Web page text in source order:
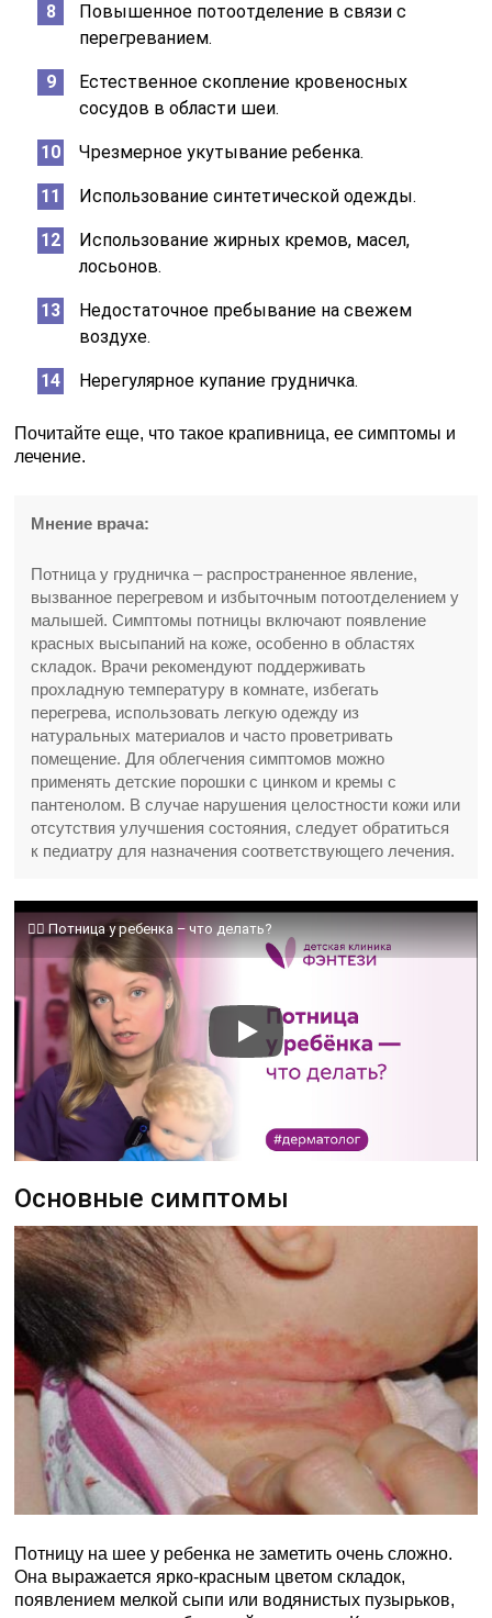
Повышенное потоотделение в связи с
перегреванием.
Естественное скопление кровеносных
сосудов в области шеи.
Чрезмерное укутывание ребенка.
Использование синтетической одежды.
Использование жирных кремов, масел,
лосьонов.
Недостаточное пребывание на свежем
воздухе.
Нерегулярное купание грудничка.
Почитайте еще, что такое крапивница, ее симптомы и
лечение.
Мнение врача:
Потница у грудничка – распространенное явление,
вызванное перегревом и избыточным потоотделением у
малышей. Симптомы потницы включают появление
красных высыпаний на коже, особенно в областях
складок. Врачи рекомендуют поддерживать
прохладную температуру в комнате, избегать
перегрева, использовать легкую одежду из
натуральных материалов и часто проветривать
помещение. Для облегчения симптомов можно
применять детские порошки с цинком и кремы с
пантенолом. В случае нарушения целостности кожи или
отсутствия улучшения состояния, следует обратиться
к педиатру для назначения соответствующего лечения.
​👩‍⚕️ Потница у ребенка – что делать?
Основные симптомы
Потницу на шее у ребенка не заметить очень сложно.
Она выражается ярко-красным цветом складок,
появлением мелкой сыпи или водянистых пузырьков,